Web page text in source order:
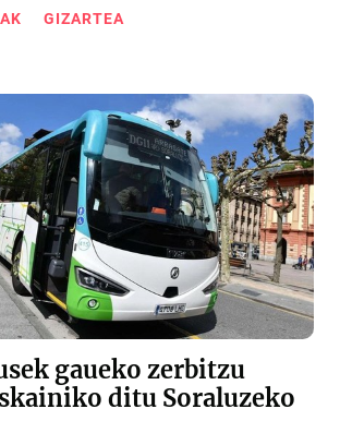
GIZARTEA
gaueko zerbitzu
ditu Soraluzeko